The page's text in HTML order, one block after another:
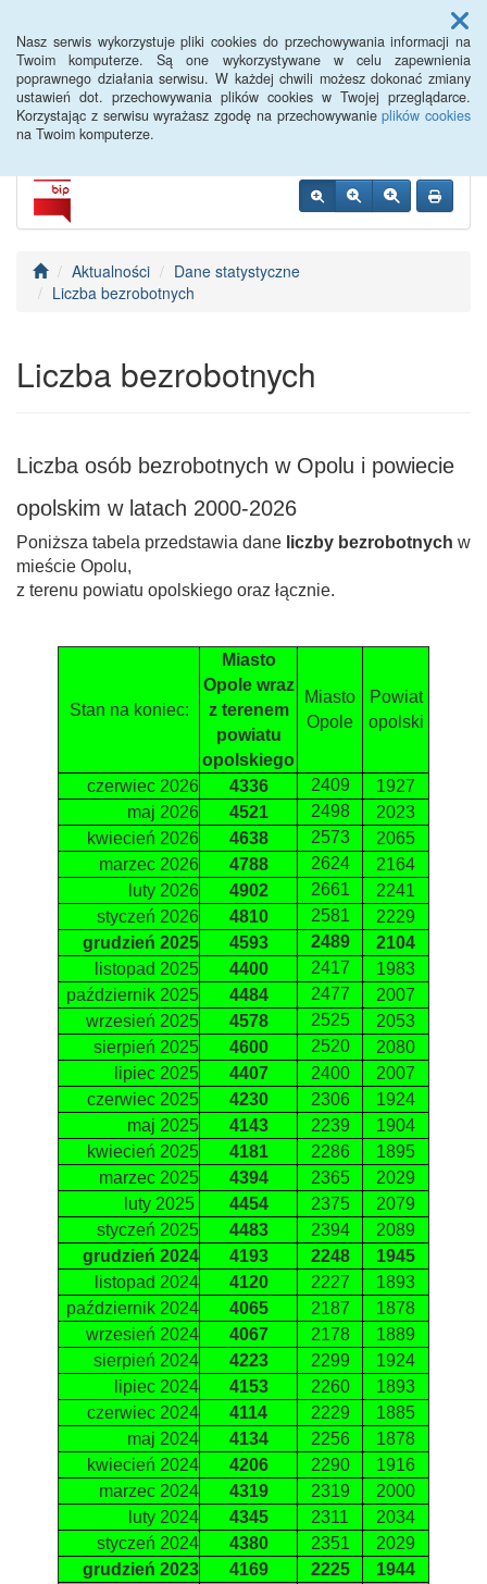
Nasz serwis wykorzystuje pliki cookies do przechowywania informacji na
Twoim komputerze. Są one wykorzystywane w celu zapewnienia
poprawnego działania serwisu. W każdej chwili możesz dokonać zmiany
ustawień dot. przechowywania plików cookies w Twojej przeglądarce.
Korzystając z serwisu wyrażasz zgodę na przechowywanieplików cookies
na Twoim komputerze.
Menu
PUP Opole
Aktualności
Dane statystyczne
Liczba bezrobotnych
Liczba bezrobotnych
Liczba osób bezrobotnych w Opolu i powiecie
opolskim w latach 2000-2026
Poniższa tabela przedstawia dane liczby bezrobotnych w
mieście Opolu,
z terenu powiatu opolskiego oraz łącznie.
Stan na koniec:
Miasto
Opole wraz
z terenem
powiatu
opolskiego
Miasto
Opole
Powiat
opolski
czerwiec 2026 4336 2409
1927
maj 2026
4521 2498
2023
kwiecień 2026
4638 2573
2065
marzec 2026
4788 2624
2164
luty 2026
4902 2661
2241
styczeń 2026
4810 2581
2229
grudzień 2025
4593 2489
2104
listopad 2025
4400 2417
1983
październik 2025
4484 2477
2007
wrzesień 2025
4578 2525
2053
sierpień 2025
4600 2520
2080
lipiec 2025
4407 2400
2007
czerwiec 2025
4230 2306
1924
maj 2025
4143 2239
1904
kwiecień 2025
4181 2286
1895
marzec 2025
4394 2365
2029
luty 2025
4454 2375
2079
styczeń 2025
4483 2394
2089
grudzień 2024
4193 2248
1945
listopad 2024
4120 2227
1893
październik 2024
4065 2187
1878
wrzesień 2024
4067 2178
1889
sierpień 2024
4223 2299
1924
lipiec 2024
4153 2260
1893
czerwiec 2024
4114 2229
1885
maj 2024
4134 2256
1878
kwiecień 2024
4206 2290
1916
marzec 2024
4319 2319
2000
luty 2024
4345 2311
2034
styczeń 2024
4380 2351
2029
grudzień 2023
4169 2225
1944